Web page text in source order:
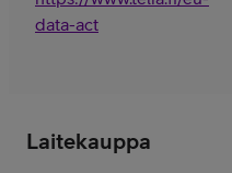
data-act
Laitekauppa